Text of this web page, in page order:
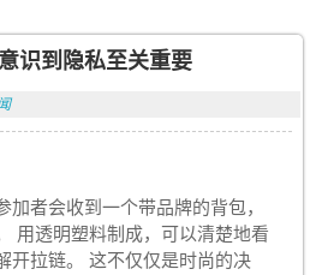
识到隐私至关重要
者会收到一个带品牌的背包，
用透明塑料制成，可以清楚地看
开拉链。 这不仅仅是时尚的决